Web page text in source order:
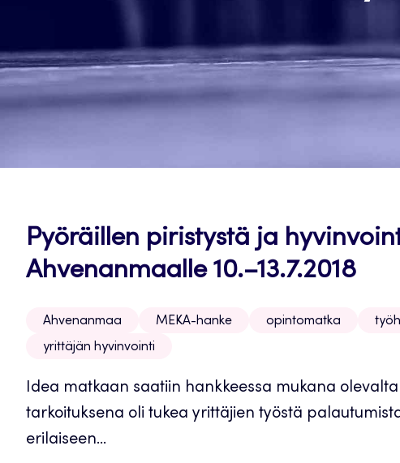
Pyöräillen piristystä ja
Ahvenanmaalle 10.–13.7.2018
Ahvenanmaa MEKA-hanke opintomatka
yrittäjän hyvinvointi
Idea matkaan saatiin hankkeessa mukana
tarkoituksena oli tukea yrittäjien työstä
erilaiseen...